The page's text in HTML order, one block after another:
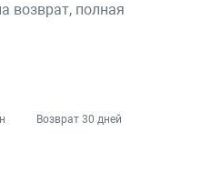
возврат, полная
Возврат 30 дней